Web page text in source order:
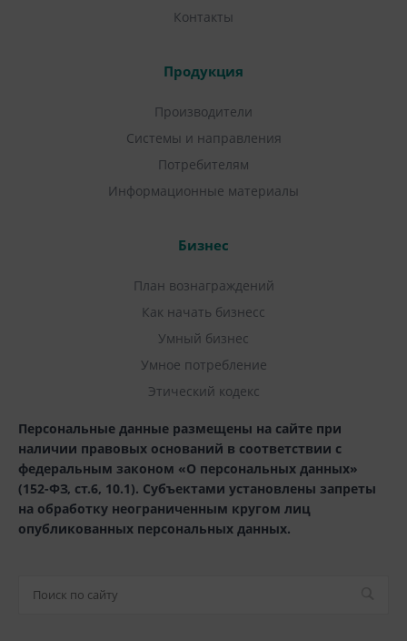
Контакты
Продукция
Производители
Системы и направления
Потребителям
Информационные материалы
Бизнес
План вознаграждений
Как начать бизнесс
Умный бизнес
Умное потребление
Этический кодекс
Персональные данные размещены на сайте при
наличии правовых оснований в соответствии с
федеральным законом «О персональных данных»
(152-ФЗ, ст.6, 10.1). Субъектами установлены запреты
на обработку неограниченным кругом лиц
опубликованных персональных данных.